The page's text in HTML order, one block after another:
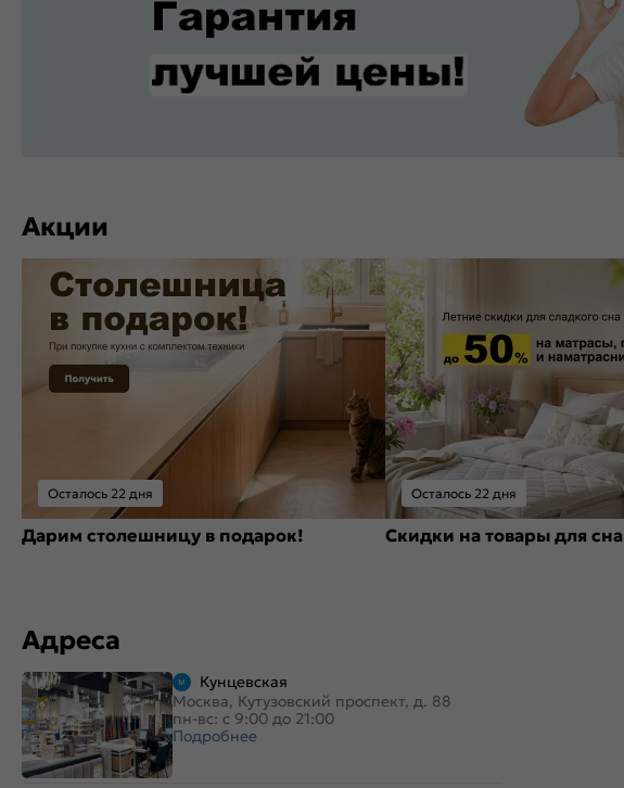
Акции
Осталось 22 дня
Дарим столешницу в подарок!
Осталось 22 дня
Скидки на товары для сна
Адреса
Кунцевская
Москва, Кутузовский проспект, д. 88
пн-вс: с 9:00 до 21:00
Подробнее